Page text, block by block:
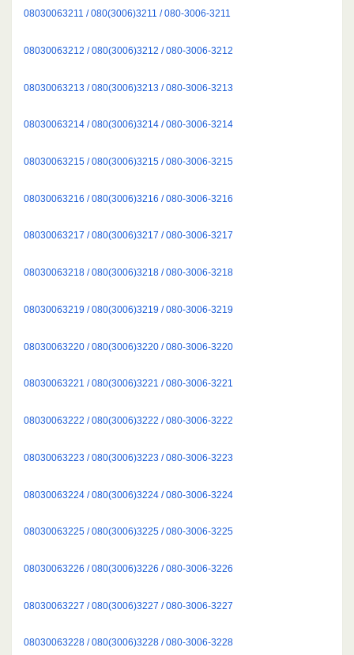
08030063211 / 080(3006)3211 / 080-3006-3211
08030063212 / 080(3006)3212 / 080-3006-3212
08030063213 / 080(3006)3213 / 080-3006-3213
08030063214 / 080(3006)3214 / 080-3006-3214
08030063215 / 080(3006)3215 / 080-3006-3215
08030063216 / 080(3006)3216 / 080-3006-3216
08030063217 / 080(3006)3217 / 080-3006-3217
08030063218 / 080(3006)3218 / 080-3006-3218
08030063219 / 080(3006)3219 / 080-3006-3219
08030063220 / 080(3006)3220 / 080-3006-3220
08030063221 / 080(3006)3221 / 080-3006-3221
08030063222 / 080(3006)3222 / 080-3006-3222
08030063223 / 080(3006)3223 / 080-3006-3223
08030063224 / 080(3006)3224 / 080-3006-3224
08030063225 / 080(3006)3225 / 080-3006-3225
08030063226 / 080(3006)3226 / 080-3006-3226
08030063227 / 080(3006)3227 / 080-3006-3227
08030063228 / 080(3006)3228 / 080-3006-3228